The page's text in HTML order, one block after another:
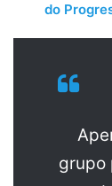
do
grupo